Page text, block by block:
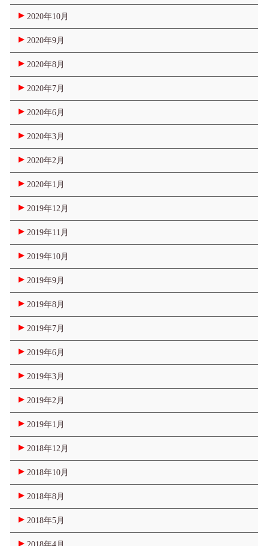
2020年10月
2020年9月
2020年8月
2020年7月
2020年6月
2020年3月
2020年2月
2020年1月
2019年12月
2019年11月
2019年10月
2019年9月
2019年8月
2019年7月
2019年6月
2019年3月
2019年2月
2019年1月
2018年12月
2018年10月
2018年8月
2018年5月